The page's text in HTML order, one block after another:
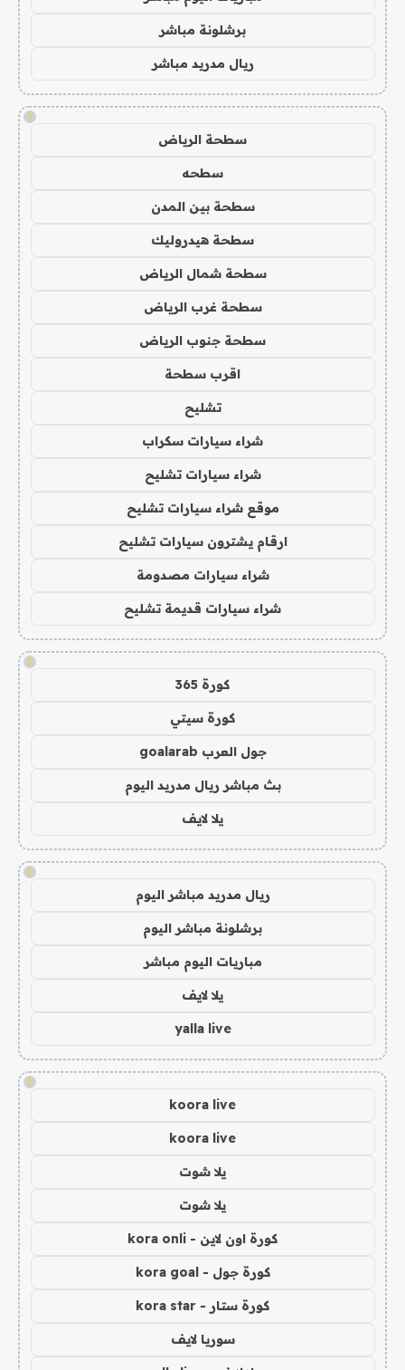
برشلونة مباشر
ريال مدريد مباشر
!
سطحة الرياض
سطحه
سطحة بين المدن
سطحة هيدروليك
سطحة شمال الرياض
سطحة غرب الرياض
سطحة جنوب الرياض
اقرب سطحة
تشليح
شراء سيارات سكراب
شراء سيارات تشليح
موقع شراء سيارات تشليح
ارقام يشترون سيارات تشليح
شراء سيارات مصدومة
شراء سيارات قديمة تشليح
!
كورة 365
كورة سيتي
جول العرب goalarab
بث مباشر ريال مدريد اليوم
يلا لايف
!
ريال مدريد مباشر اليوم
برشلونة مباشر اليوم
مباريات اليوم مباشر
يلا لايف
yalla live
!
koora live
koora live
يلا شوت
يلا شوت
كورة اون لاين - kora onli
كورة جول - kora goal
كورة ستار - kora star
سوريا لايف